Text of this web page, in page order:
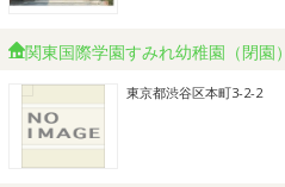
関東国際学園すみれ幼稚園（閉園）
東京都渋谷区本町3-2-2